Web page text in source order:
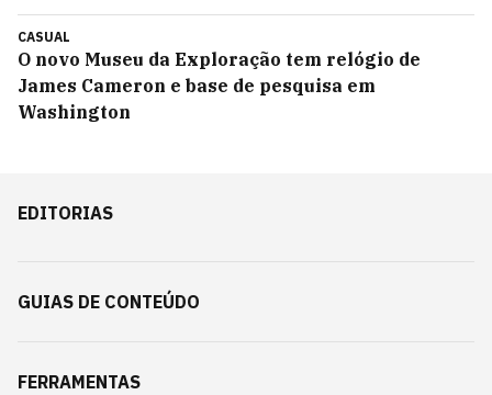
CASUAL
O novo Museu da Exploração tem relógio de
James Cameron e base de pesquisa em
Washington
EDITORIAS
GUIAS DE CONTEÚDO
FERRAMENTAS